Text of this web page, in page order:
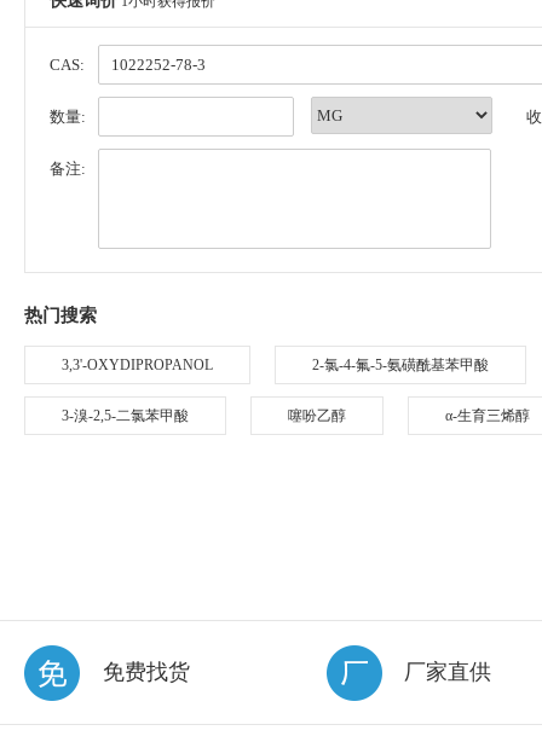
CAS:
数量:
备注:
热门搜索
3,3'-OXYDIPROPANOL 2-氯-4-氟-5-氨磺酰基苯甲酸
3-溴-2,5-二氯苯甲酸 噻吩乙醇 α-生育三烯醇
免费找货 厂家直供